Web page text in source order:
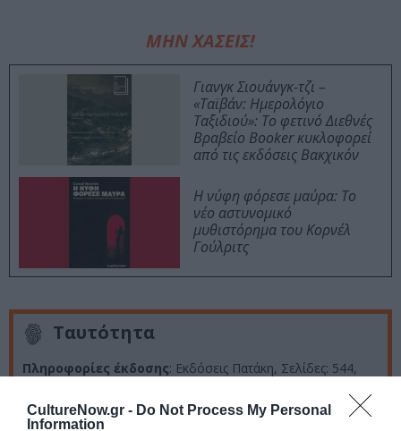
CultureNow.gr - Do Not Process My Personal
Information
ΜΗΝ ΧΑΣΕΙΣ!
Γιανγκ Σιουάνγκ-τζι –
«Ταϊβάν: Ημερολόγιο
Ταξιδιού»: Το φετινό Διεθνές
Βραβείο Booker κυκλοφορεί
από τις εκδόσεις Βακχικόν
Η νύφη φόρεσε μαύρα: Το
νέο αστυνομικό
μυθιστόρημα του Κορνέλ
Γούλριτς
Ταυτότητα
Πληροφορίες έκδοσης: Εκδόσεις Πατάκη, Σελίδες: 544,